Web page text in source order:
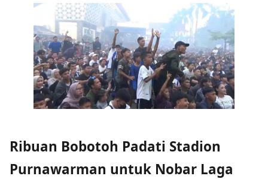
Ribuan Bobotoh Padati Stadion
Purnawarman untuk Nobar Laga